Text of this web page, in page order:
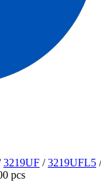
3219UF /3219UFL5
pcs